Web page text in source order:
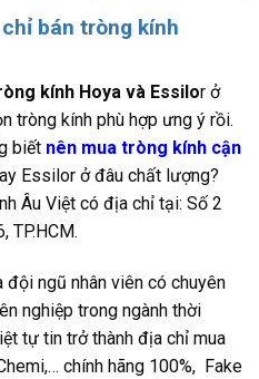
bán tròng kính
kính Hoya và Essilor ở
tròng kính phù hợp ưng ý rồi.
biết nên mua tròng kính cận
Essilor ở đâu chất lượng?
Âu Việt có địa chỉ tại: Số 2
TP.HCM.
đội ngũ nhân viên có chuyên
nghiệp trong ngành thời
tự tin trở thành địa chỉ mua
chính hãng 100%, Fake